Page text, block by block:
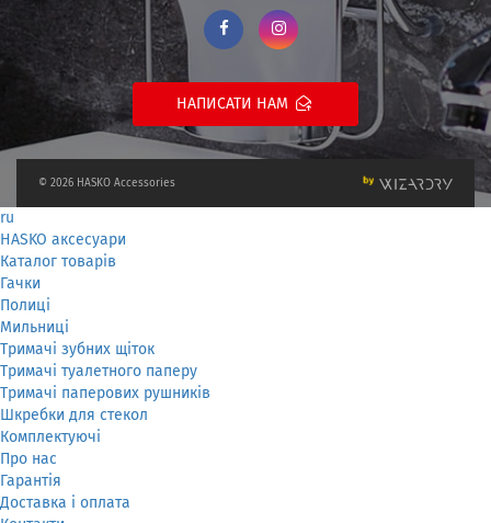
НАПИСАТИ НАМ
© 2026 HASKO Accessories
ru
HASKO аксесуари
Каталог товарів
Гачки
Полиці
Мильниці
Тримачі зубних щіток
Тримачі туалетного паперу
Тримачі паперових рушників
Шкребки для стекол
Комплектуючі
Про нас
Гарантія
Доставка і оплата